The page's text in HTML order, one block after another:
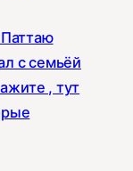
с семьёй
, тут